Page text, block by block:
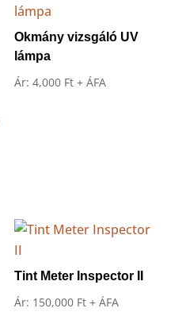
Okmány vizsgáló UV
lámpa
Ár:4,000 Ft + ÁFA
Tint Meter Inspector II
Ár: 150,000 Ft + ÁFA